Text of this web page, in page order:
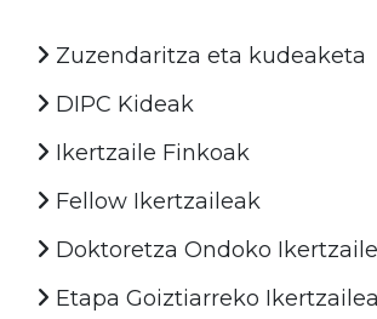
Zuzendaritza eta kudeaketa
DIPC Kideak
Ikertzaile Finkoak
Fellow Ikertzaileak
Doktoretza Ondoko
Etapa Goiztiarreko